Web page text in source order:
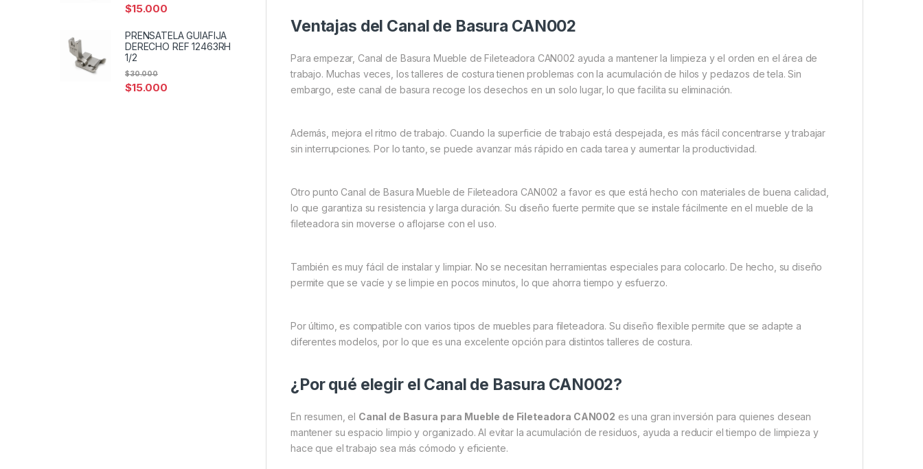
Ventajas del Canal de Basura CAN002
Para empezar, Canal de Basura Mueble de Fileteadora CAN002 ayuda a mantener la limpieza y el orden en el área de
trabajo. Muchas veces, los talleres de costura tienen problemas con la acumulación de hilos y pedazos de tela. Sin
embargo, este canal de basura recoge los desechos en un solo lugar, lo que facilita su eliminación.
Además, mejora el ritmo de trabajo. Cuando la superficie de trabajo está despejada, es más fácil concentrarse y trabajar
sin interrupciones. Por lo tanto, se puede avanzar más rápido en cada tarea y aumentar la productividad.
Otro punto Canal de Basura Mueble de Fileteadora CAN002 a favor es que está hecho con materiales de buena calidad,
lo que garantiza su resistencia y larga duración. Su diseño fuerte permite que se instale fácilmente en el mueble de la
fileteadora sin moverse o aflojarse con el uso.
También es muy fácil de instalar y limpiar. No se necesitan herramientas especiales para colocarlo. De hecho, su diseño
permite que se vacíe y se limpie en pocos minutos, lo que ahorra tiempo y esfuerzo.
Por último, es compatible con varios tipos de muebles para fileteadora. Su diseño flexible permite que se adapte a
diferentes modelos, por lo que es una excelente opción para distintos talleres de costura.
¿Por qué elegir el Canal de Basura CAN002?
En resumen, el Canal de Basura para Mueble de Fileteadora CAN002 es una gran inversión para quienes desean
mantener su espacio limpio y organizado. Al evitar la acumulación de residuos, ayuda a reducir el tiempo de limpieza y
hace que el trabajo sea más cómodo y eficiente.
$15.000
PRENSATELA GUIAFIJA
DERECHO REF 12463RH
1/2
$15.000
$30.000